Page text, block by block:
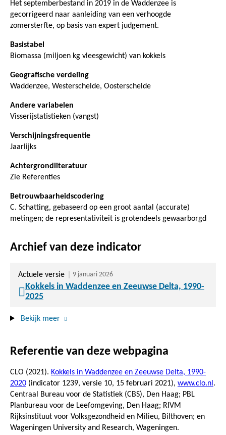
Het septemberbestand in 2019 in de Waddenzee is
gecorrigeerd naar aanleiding van een verhoogde
zomersterfte, op basis van expert judgement.
Basistabel
Biomassa (miljoen kg vleesgewicht) van kokkels
Geografische verdeling
Waddenzee, Westerschelde, Oosterschelde
Andere variabelen
Visserijstatistieken (vangst)
Verschijningsfrequentie
Jaarlijks
Achtergrondliteratuur
Zie Referenties
Betrouwbaarheidscodering
C. Schatting, gebaseerd op een groot aantal (accurate)
metingen; de representativiteit is grotendeels gewaarborgd
Archief van deze indicator
Actuele versie 9 januari 2026
Kokkels in Waddenzee en Zeeuwse Delta, 1990-
2025
Bekijk meer
Referentie van deze webpagina
CLO (2021). Kokkels in Waddenzee en Zeeuwse Delta, 1990-
2020 (indicator 1239, versie 10, 15 februari 2021), www.clo.nl .
Centraal Bureau voor de Statistiek (CBS), Den Haag; PBL
Planbureau voor de Leefomgeving, Den Haag; RIVM
Rijksinstituut voor Volksgezondheid en Milieu, Bilthoven; en
Wageningen University and Research, Wageningen.